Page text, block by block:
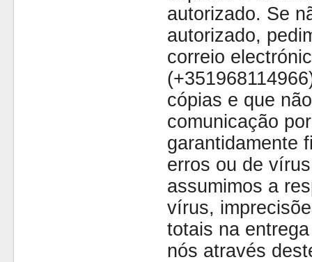
autorizado. Se
autorizado,
correio
cópias e que
comunicação
garantidamente
erros ou de
assumimos a
vírus,
totais na
nós através